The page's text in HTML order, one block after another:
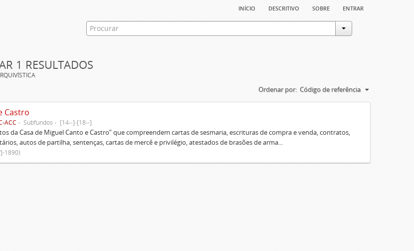
início descritivo sobre entrar
1 RESULTADOS
Ordenar por: Código de referência
Castro
ACC Subfundos [14--]-[18--]
da Casa de Miguel Canto e Castro” que compreendem cartas de sesmaria, escrituras de compra e venda, contratos,
autos de partilha, sentenças, cartas de mercê e privilégio, atestados de brasões de arma...
1890)